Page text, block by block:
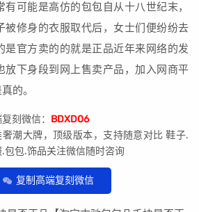
可能是高仿的包包自从十八世纪末，
被修身的衣服取代后，女士们便纷纷去
是官方卖的的就是正品近年来网络的发
放下身段到网上售卖产品，加入网商平
的。
刻微信： BDXD06
奢潮大牌，顶级版本，支持随意对比 鞋子.
包包.饰品关注微信随时咨询
复制高端复刻微信